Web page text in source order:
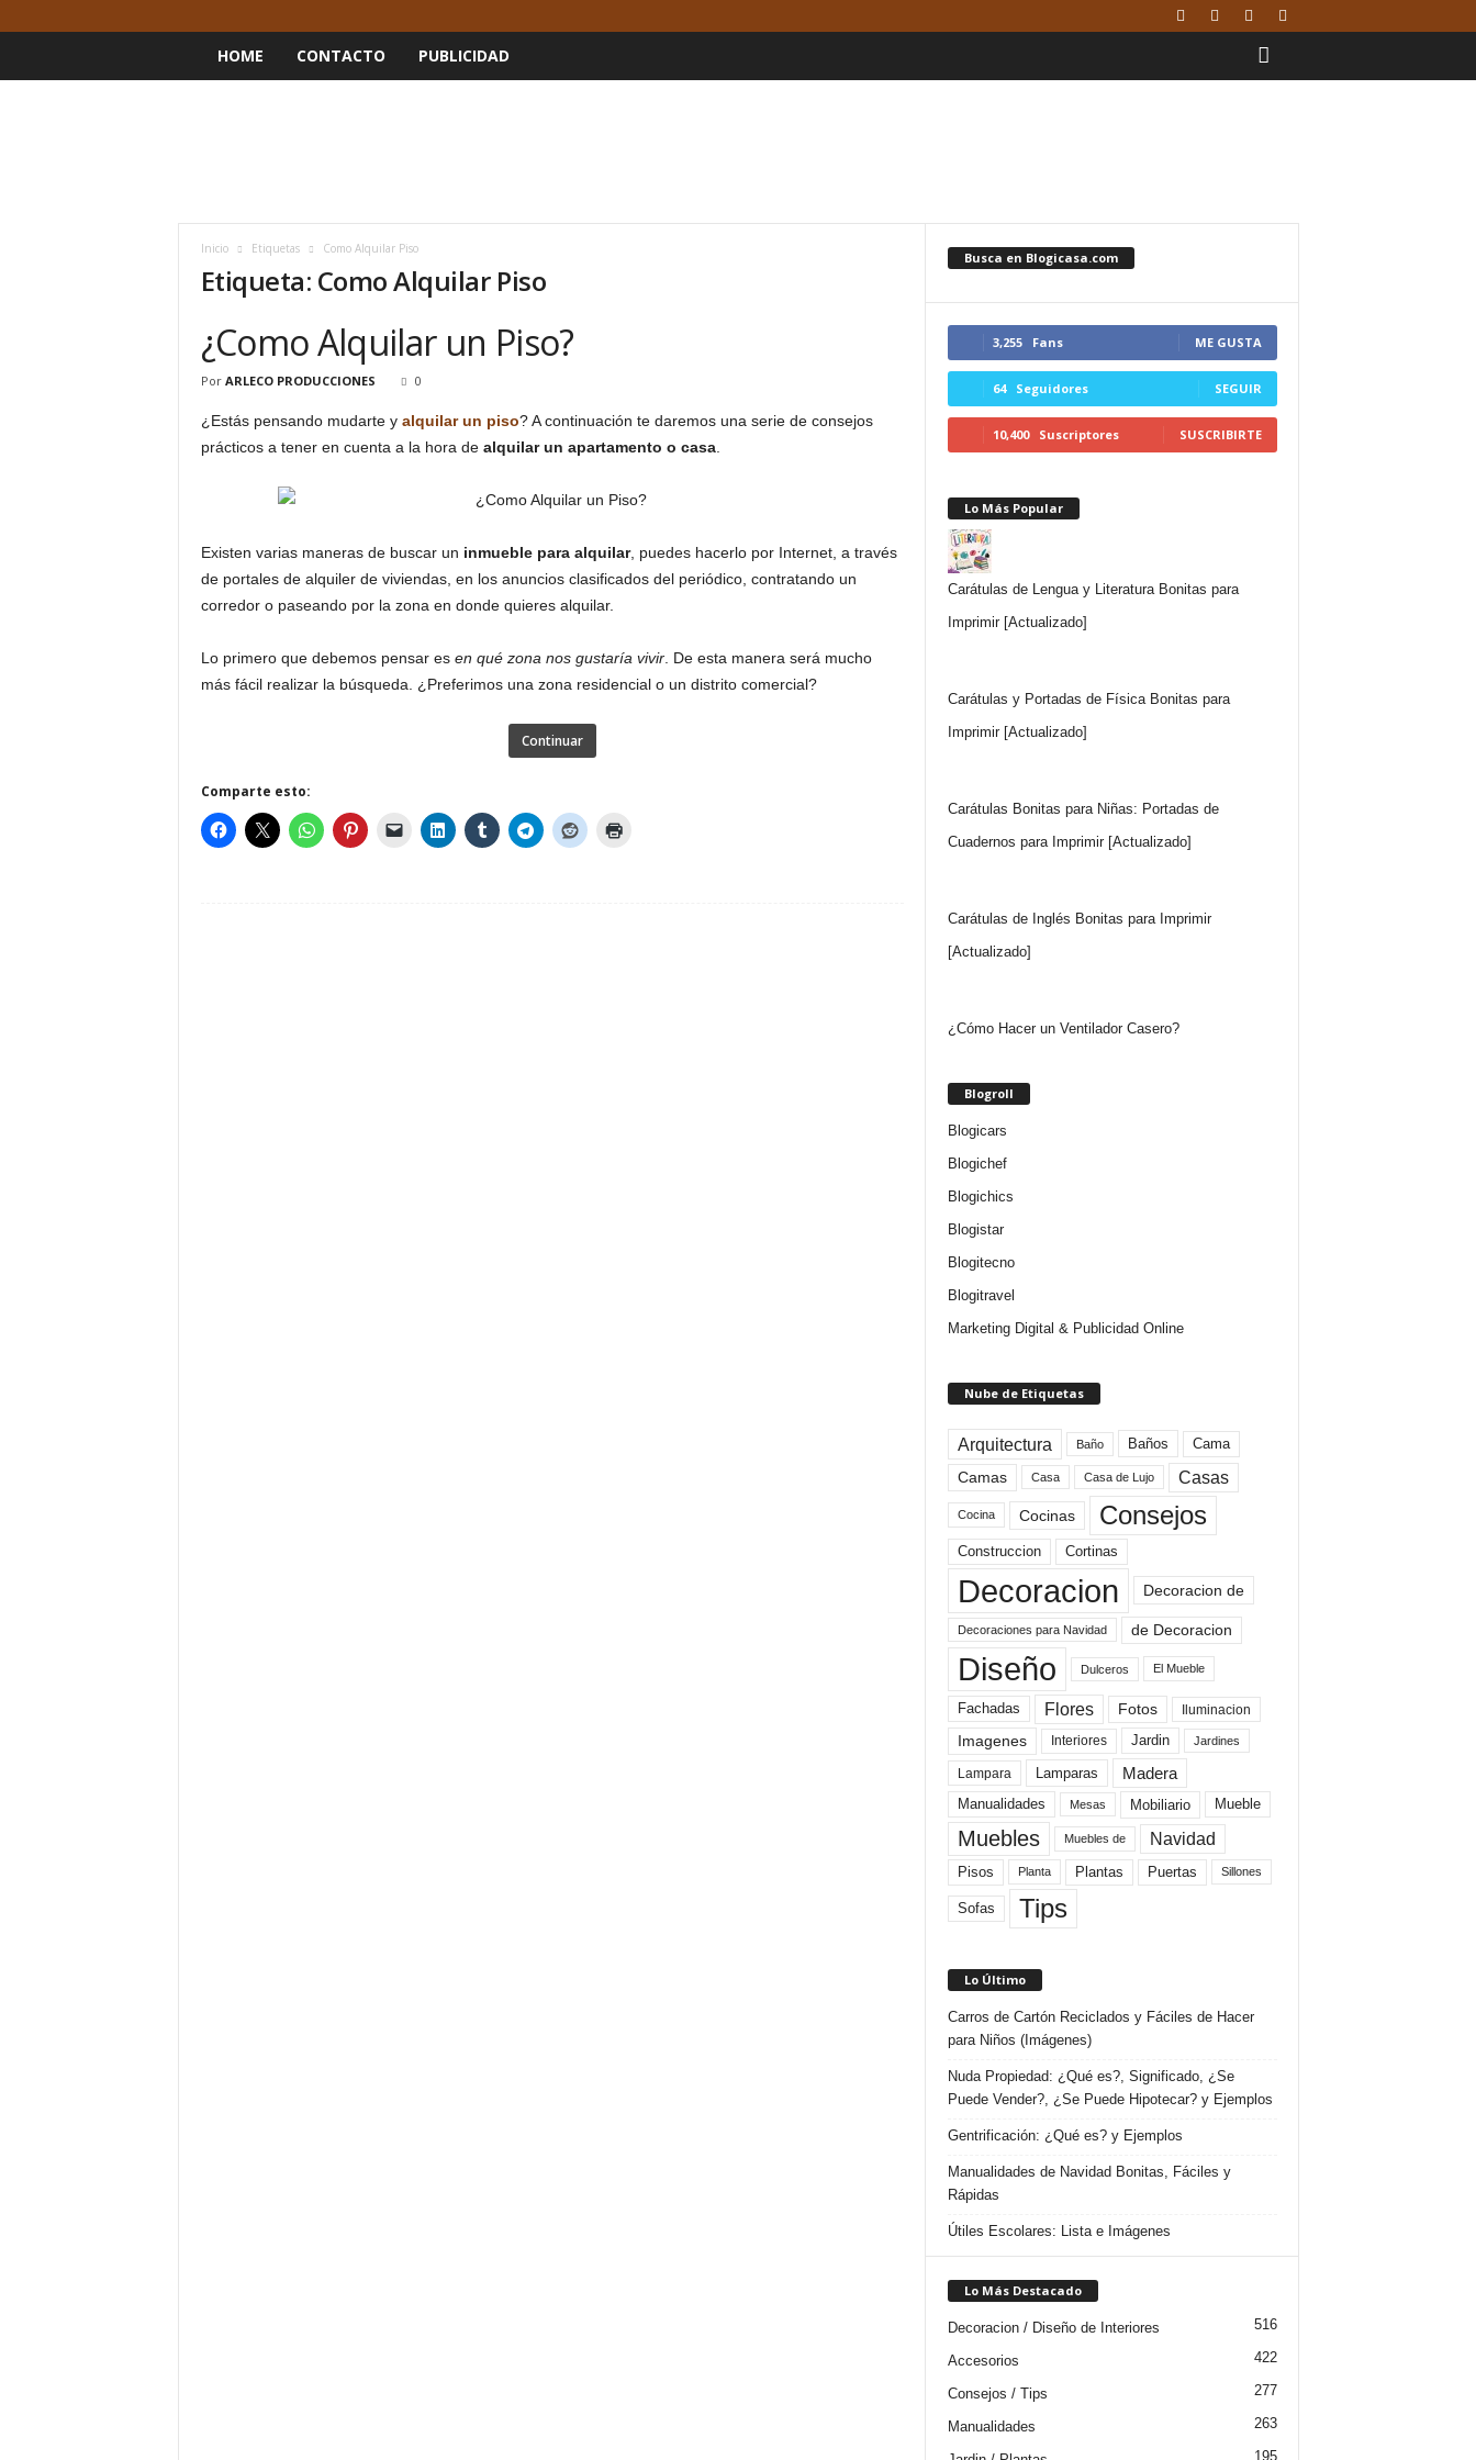
HOME CONTACTO PUBLICIDAD
Inicio Etiquetas Como Alquilar Piso
Etiqueta: Como Alquilar Piso
¿Como Alquilar un Piso?
Por ARLECO PRODUCCIONES 0
¿Estás pensando mudarte y alquilar un piso? A continuación te daremos una serie de consejos
prácticos a tener en cuenta a la hora de alquilar un apartamento o casa.
Existen varias maneras de buscar un inmueble para alquilar, puedes hacerlo por Internet, a través
de portales de alquiler de viviendas, en los anuncios clasificados del periódico, contratando un
corredor o paseando por la zona en donde quieres alquilar.
Lo primero que debemos pensar es en qué zona nos gustaría vivir. De esta manera será mucho
más fácil realizar la búsqueda. ¿Preferimos una zona residencial o un distrito comercial?
Continuar
Comparte esto:
Busca en Blogicasa.com
3,255 Fans ME GUSTA
64 Seguidores SEGUIR
10,400 Suscriptores SUSCRIBIRTE
Lo Más Popular
Carátulas de Lengua y Literatura Bonitas para
Imprimir [Actualizado]
Carátulas y Portadas de Física Bonitas para
Imprimir [Actualizado]
Carátulas Bonitas para Niñas: Portadas de
Cuadernos para Imprimir [Actualizado]
Carátulas de Inglés Bonitas para Imprimir
[Actualizado]
¿Cómo Hacer un Ventilador Casero?
Blogroll
Blogicars
Blogichef
Blogichics
Blogistar
Blogitecno
Blogitravel
Marketing Digital & Publicidad Online
Nube de Etiquetas
Arquitectura Baño Baños Cama
Camas Casa Casa de Lujo Casas
Cocina Cocinas Consejos
Construccion Cortinas
Decoracion Decoracion de
Decoraciones para Navidad de Decoracion
Diseño Dulceros El Mueble
Fachadas Flores Fotos Iluminacion
Imagenes Interiores Jardin Jardines
Lampara Lamparas Madera
Manualidades Mesas Mobiliario Mueble
Muebles Muebles de Navidad
Pisos Planta Plantas Puertas Sillones
Sofas Tips
Lo Último
Carros de Cartón Reciclados y Fáciles de Hacer
para Niños (Imágenes)
Nuda Propiedad: ¿Qué es?, Significado, ¿Se
Puede Vender?, ¿Se Puede Hipotecar? y Ejemplos
Gentrificación: ¿Qué es? y Ejemplos
Manualidades de Navidad Bonitas, Fáciles y
Rápidas
Útiles Escolares: Lista e Imágenes
Lo Más Destacado
Decoracion / Diseño de Interiores 516
Accesorios 422
Consejos / Tips 277
Manualidades 263
195